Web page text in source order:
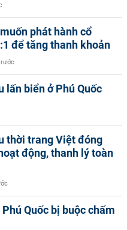
phát hành cổ
để tăng thanh khoản
lấn biển ở Phú Quốc
thời trang Việt đóng
động, thanh lý toàn
Quốc bị buộc chấm